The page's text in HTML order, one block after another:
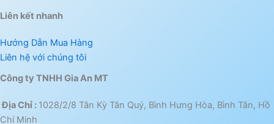
Liên kết nhanh
Hướng Dẫn Mua Hàng
Liên hệ với chúng tôi
Công ty TNHH Gia An MT
Địa Chỉ : 1028/2/8 Tân Kỳ Tân Quý, Bình Hưng Hòa, Bình Tân, Hồ
Chí Minh